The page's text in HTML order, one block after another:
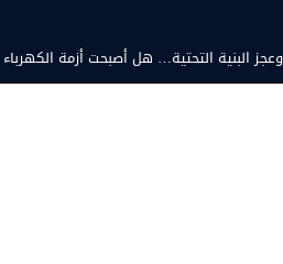
بين الشاعر محمد ثابت والشاعرة فاطمة